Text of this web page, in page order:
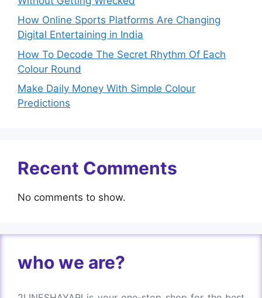
How Online Sports Platforms Are Changing
Digital Entertaining in India
How To Decode The Secret Rhythm Of Each
Colour Round
Make Daily Money With Simple Colour
Predictions
Recent Comments
No comments to show.
who we are?